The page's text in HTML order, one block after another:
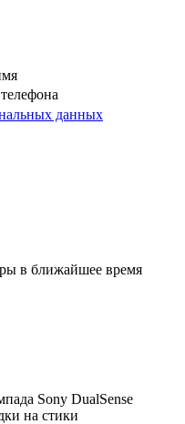
данных
в ближайшее время
Sony DualSense
на стики